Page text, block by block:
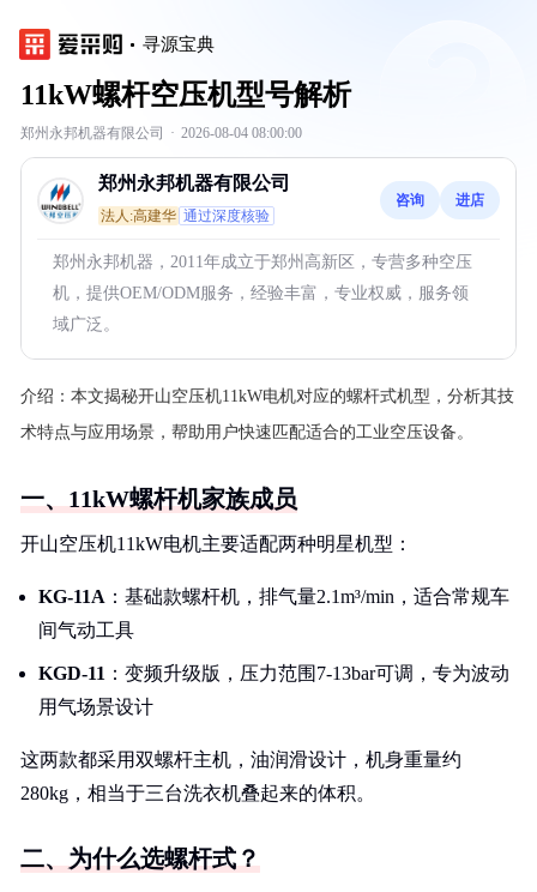
寻源宝典
11kW螺杆空压机型号解析
郑州永邦机器有限公司 · 2026-08-04 08:00:00
郑州永邦机器有限公司
法人:高建华 通过深度核验
咨询 进店
郑州永邦机器，2011年成立于郑州高新区，专营多种空压
机，提供OEM/ODM服务，经验丰富，专业权威，服务领
域广泛。
介绍： 本文揭秘开山空压机11kW电机对应的螺杆式机型，分析其技
术特点与应用场景，帮助用户快速匹配适合的工业空压设备。
一、11kW螺杆机家族成员
开山空压机11kW电机主要适配两种明星机型：
KG-11A ：基础款螺杆机，排气量2.1m³/min，适合常规车
间气动工具
KGD-11 ：变频升级版，压力范围7-13bar可调，专为波动
用气场景设计
这两款都采用双螺杆主机，油润滑设计，机身重量约
280kg，相当于三台洗衣机叠起来的体积。
二、为什么选螺杆式？